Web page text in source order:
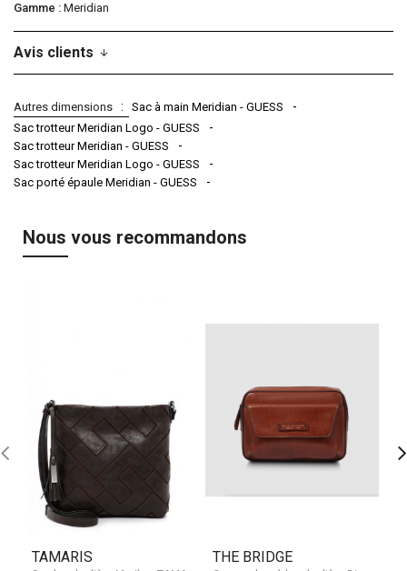
Gamme
Meridian
Avis clients
Autres dimensions
Sac à main Meridian - GUESS
Sac trotteur Meridian Logo - GUESS
Sac trotteur Meridian - GUESS
Sac trotteur Meridian Logo - GUESS
Sac porté épaule Meridian - GUESS
Nous vous recommandons
TAMARIS THE BRIDGE